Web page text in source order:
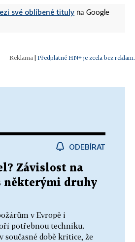
své oblíbené tituly na Google
| Předplatné HN+ je zcela bez reklam.
ODEBÍRAT
Závislost na
některými druhy
v Evropě i
potřebnou techniku.
současné době kritice, že